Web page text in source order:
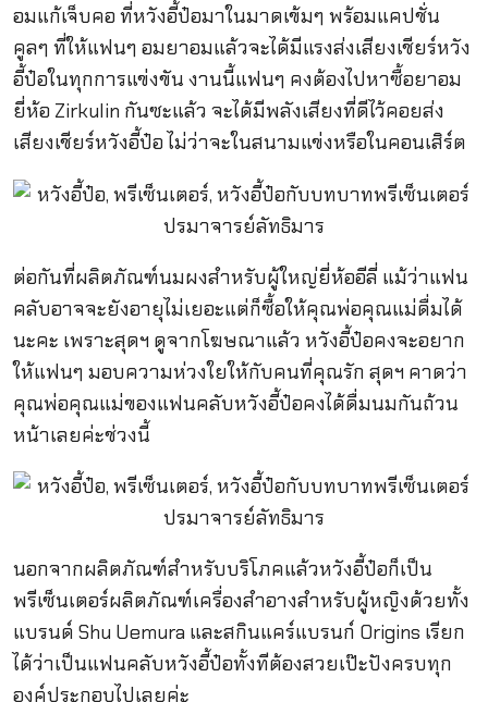
อมแก้เจ็บคอ ที่หวังอี้ป๋อมาในมาดเข้มๆ พร้อมแคปชั่น
คูลๆ ที่ให้แฟนๆ อมยาอมแล้วจะได้มีแรงส่งเสียงเชียร์หวัง
อี้ป๋อในทุกการแข่งขัน งานนี้แฟนๆ คงต้องไปหาซื้อยาอม
ยี่ห้อ Zirkulin กันซะแล้ว จะได้มีพลังเสียงที่ดีไว้คอยส่ง
เสียงเชียร์หวังอี้ป๋อ ไม่ว่าจะในสนามแข่งหรือในคอนเสิร์ต
ต่อกันที่ผลิตภัณฑ์นมผงสำหรับผู้ใหญ่ยี่ห้ออีลี่ แม้ว่าแฟน
คลับอาจจะยังอายุไม่เยอะแต่ก็ซื้อให้คุณพ่อคุณแม่ดื่มได้
นะคะ เพราะสุดฯ ดูจากโฆษณาแล้ว หวังอี้ป๋อคงจะอยาก
ให้แฟนๆ มอบความห่วงใยให้กับคนที่คุณรัก สุดฯ คาดว่า
คุณพ่อคุณแม่ของแฟนคลับหวังอี้ป๋อคงได้ดื่มนมกันถ้วน
หน้าเลยค่ะช่วงนี้
นอกจากผลิตภัณฑ์สำหรับบริโภคแล้วหวังอี้ป๋อก็เป็น
พรีเซ็นเตอร์ผลิตภัณฑ์เครื่องสำอางสำหรับผู้หญิงด้วยทั้ง
แบรนด์ Shu Uemura และสกินแคร์แบรนก์ Origins เรียก
ได้ว่าเป็นแฟนคลับหวังอี้ป๋อทั้งทีต้องสวยเป๊ะปังครบทุก
องค์ประกอบไปเลยค่ะ